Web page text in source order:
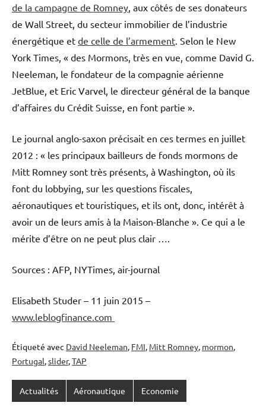
de la campagne de Romney , aux côtés de ses donateurs
de Wall Street, du secteur immobilier de l’industrie
énergétique et de celle de l’armement . Selon le New
York Times, « des Mormons, très en vue, comme David G.
Neeleman, le fondateur de la compagnie aérienne
JetBlue, et Eric Varvel, le directeur général de la banque
d’affaires du Crédit Suisse, en font partie ».
Le journal anglo-saxon précisait en ces termes en juillet
2012 : « les principaux bailleurs de fonds mormons de
Mitt Romney sont très présents, à Washington, où ils
font du lobbying, sur les questions fiscales,
aéronautiques et touristiques, et ils ont, donc, intérêt à
avoir un de leurs amis à la Maison-Blanche ». Ce qui a le
mérite d’être on ne peut plus clair ….
Sources : AFP, NYTimes, air-journal
Elisabeth Studer – 11 juin 2015 –
www.leblogfinance.com
Étiqueté avec David Neeleman, FMI, Mitt Romney, mormon,
Portugal,slider,TAP
Actualités Aéronautique Economie